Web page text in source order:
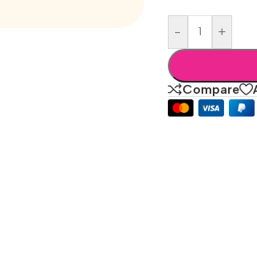
- +
Compare